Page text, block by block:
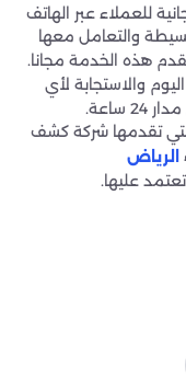
للعملاء عبر الهاتف
والتعامل معها
هذه الخدمة مجانا.
والاستجابة لأي
تقدمها شركة كشف
الرياض
عليها.